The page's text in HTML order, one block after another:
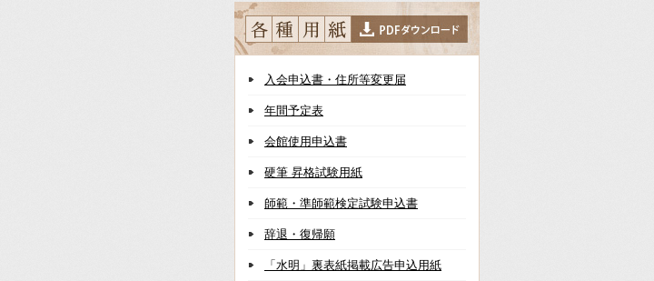
入会申込書・住所等変更届
年間予定表
会館使用申込書
硬筆 昇格試験用紙
師範・準師範検定試験申込書
辞退・復帰願
「水明」裏表紙掲載広告申込用紙